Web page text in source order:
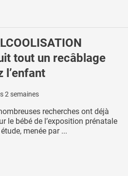
tout un recâblage
l’enfant
2 semaines
recherches ont déjà
le bébé de l’exposition prénatale
menée par ...